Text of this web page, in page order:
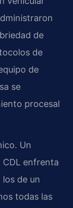
de
de
de
se
procesal
Un
enfrenta
de un
todas las